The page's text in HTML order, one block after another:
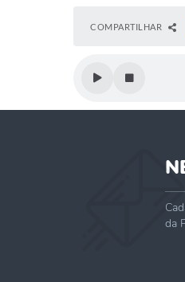
COMPARTILHAR
da